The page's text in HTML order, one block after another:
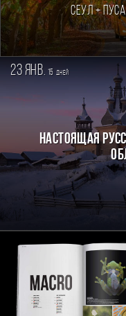
Сеул +
23 янв. 15 дней
Настоящая